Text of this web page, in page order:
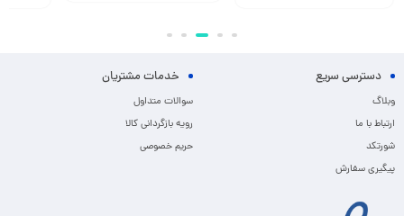
دسترسی سریع
وبلاگ
ارتباط با ما
شورتکد
پیگیری سفارش
خدمات مشتریان
سوالات متداول
رویه بازگردانی کالا
حریم خصوصی